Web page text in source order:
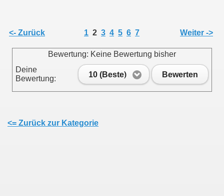
<- Zurück 1 2 3 4 5 6 7 Weiter ->
Bewertung: Keine Bewertung bisher
Deine
Bewertung:
10 (Beste) Bewerten
<= Zurück zur Kategorie